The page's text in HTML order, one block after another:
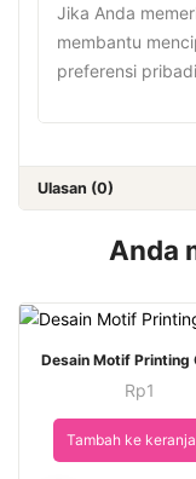
Jika Anda
membantu
preferensi
Ulasan (0)
Anda
Desain Motif Printing
Rp1
Tambah ke